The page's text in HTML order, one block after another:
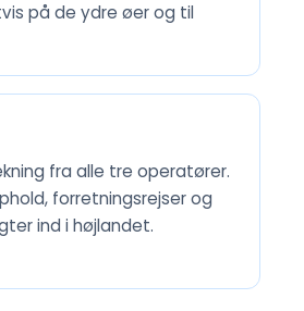
på de ydre øer og til
fra alle tre operatører.
forretningsrejser og
ind i højlandet.